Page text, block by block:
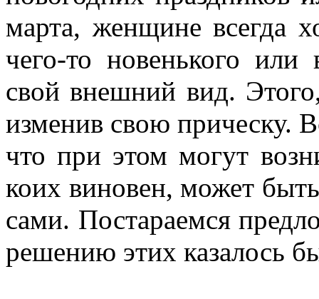
марта, женщине всегда
чего-то новенького или
свой внешний вид.
изменив свою прическу.
что при этом могут
коих виновен, может
сами. Постараемся
решению этих казалось